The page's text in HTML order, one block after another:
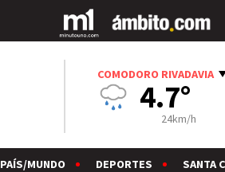
COMODORO RIVADAVIA
4.7°
24km/h
PAÍS/MUNDO DEPORTES SANTA